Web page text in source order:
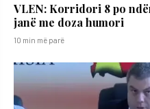
VLEN: Korridori 8 po
janë me doza ​humori
10 min më parë